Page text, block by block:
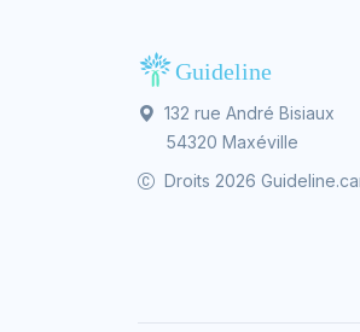
132 rue André Bisiaux
54320 Maxéville
Droits 2026